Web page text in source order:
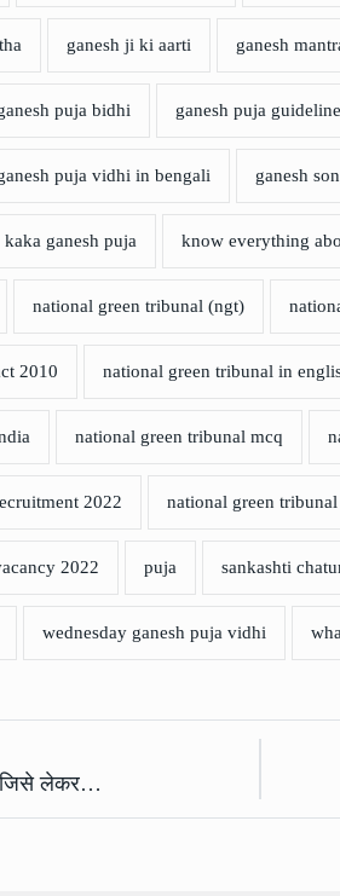
ganesh ji ki aarti ganesh
puja bidhi ganesh puja guideline
puja vidhi in bengali ganesh
kaka ganesh puja know everything
national green tribunal (ngt)
2010 national green tribunal in
national green tribunal mcq
2022 national green tribunal
2022 puja sankashti
wednesday ganesh puja vidhi
जिसे लेकर…